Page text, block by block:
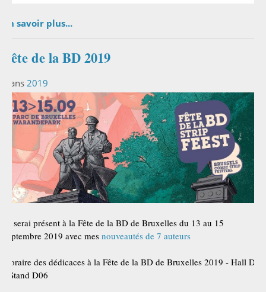
En savoir plus...
Fête de la BD 2019
Dans 2019
Je serai présent à la Fête de la BD de Bruxelles du 13 au 15
septembre 2019 avec mes nouveautés de 7 auteurs
Horaire des dédicaces à la Fête de la BD de Bruxelles 2019 - Hall D
- Stand D06